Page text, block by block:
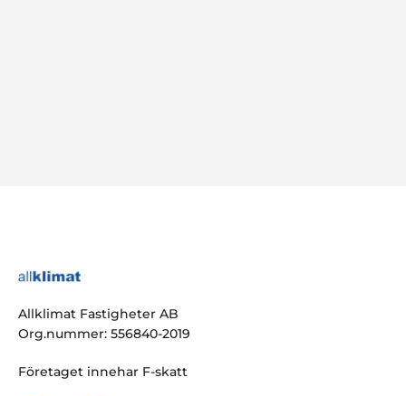
Allklimat Fastigheter AB
Org.nummer: 556840-2019
Företaget innehar F-skatt